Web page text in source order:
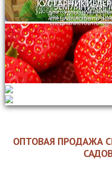
оказывая услуги по
удобрений и средств
для садоводов,
специалистов по
удобрений и средств
для садоводов,
специалистов по
ЗЕМЛЯНИКИ,
КУСТАРНИКИ,
ОПТОВАЯ ПРОДАЖА